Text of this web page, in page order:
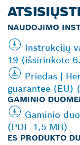
ATSISIŲSTI
NAUDOJIMO
Instrukcijų
19 (išsirinkote
Priedas |
guarantee (EU)
GAMINIO
Gaminio
(PDF 1,5 MB)
ES PRODUKTO